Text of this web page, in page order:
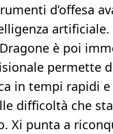
d’offesa
artificiale.
è poi
permette
in tempi rapidi e
difficoltà che
Xi punta a